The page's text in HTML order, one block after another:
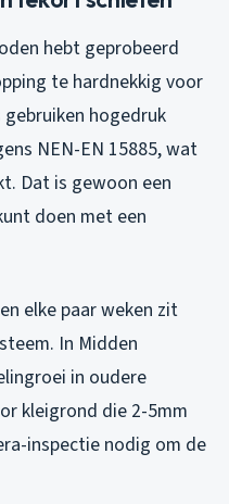
hebt geprobeerd
te hardnekkig voor
hogedruk
NEN-EN 15885, wat
Dat is gewoon een
doen met een
elke paar weken zit
In Midden
in oudere
kleigrond die 2-5mm
inspectie nodig om de